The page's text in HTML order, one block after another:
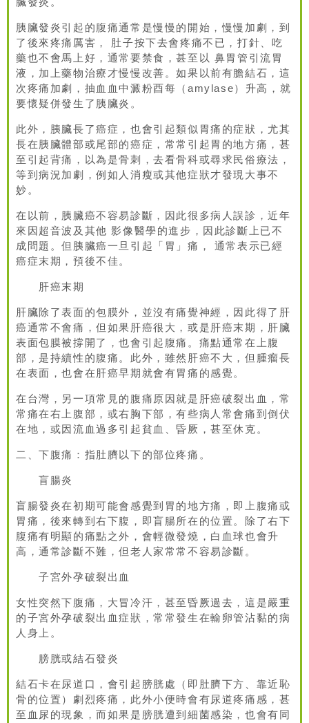
胰臟發炎引起的腹痛通常是慢慢的開始，慢慢加劇，到
了後來疼痛厲害， 肚子按下去會疼痛不已，打針、吃
藥也不會馬上好，通常要禁食，甚至以 鼻胃管引流胃
液，加上藥物治療才慢慢改善。如果以前有膽結石，這
次疼痛加劇，抽血血中澱粉酉每（amylase）升高，就
要懷疑併發生了胰臟炎。
此外，胰臟長了癌症，也會引起類似胃痛的症狀，尤其
長在胰臟體部或尾部的癌症，常常引起胃的地方痛，甚
至引起背痛，以為是骨刺，去看骨科或尋求民俗療法，
等到病況加劇，例如人消瘦或其他症狀才發現大事不
妙。
在以前，胰臟癌不容易診斷，因此很多病人誤診，近年
來因超音波及其他 影像醫學的進步，因此診斷上已不
成問題。但胰臟癌一旦引起「胃」痛， 通常表示已經
癌症末期，預後不佳。
肝癌末期
肝臟除了表面的包膜外，並沒有痛覺神經，因此得了肝
癌通常不會痛，但如果肝癌很大，或是肝癌末期，肝臟
表面包膜被撐開了，也會引起腹痛。痛點通常在上腹
部，是持續性的腹痛。此外，雖然肝癌不大，但腫瘤長
在表面，也會在肝癌早期就會有胃痛的感覺。
在台灣，另一項常見的腹痛原因就是肝癌破裂出血，常
常痛在右上腹部，或右胸下部，有些病人常會痛到倒伏
在地，或因流血過多引起貧血、昏厥，甚至休克。
二、下腹痛：指肚臍以下的部位疼痛。
盲腸炎
盲腸發炎在初期可能會感覺到胃的地方痛，即上腹痛或
胃痛，後來轉到右下腹，即盲腸所在的位置。除了右下
腹痛有明顯的痛點之外，會輕微發燒，白血球也會升
高，通常診斷不難，但老人家常常不容易診斷。
子宮外孕破裂出血
女性突然下腹痛，大冒冷汗，甚至昏厥過去，這是嚴重
的子宮外孕破裂出血症狀，常常發生在輸卵管沾黏的病
人身上。
膀胱或結石發炎
結石卡在尿道口，會引起膀胱處（即肚臍下方、靠近恥
骨的位置）劇烈疼痛，此外小便時會有尿道疼痛感，甚
至血尿的現象，而如果是膀胱遭到細菌感染，也會有同